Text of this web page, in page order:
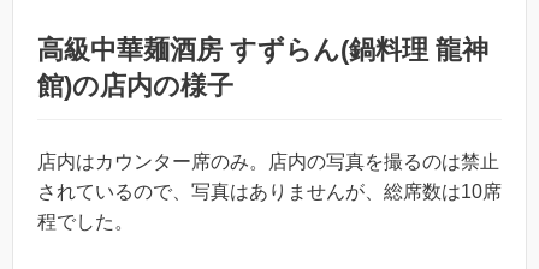
高級中華麺酒房 すずらん(鍋料理 龍神
館)の店内の様子
店内はカウンター席のみ。店内の写真を撮るのは禁止
されているので、写真はありませんが、総席数は10席
程でした。